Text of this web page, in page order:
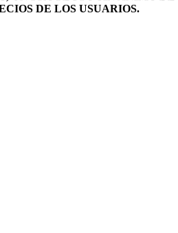
DE LOS USUARIOS.